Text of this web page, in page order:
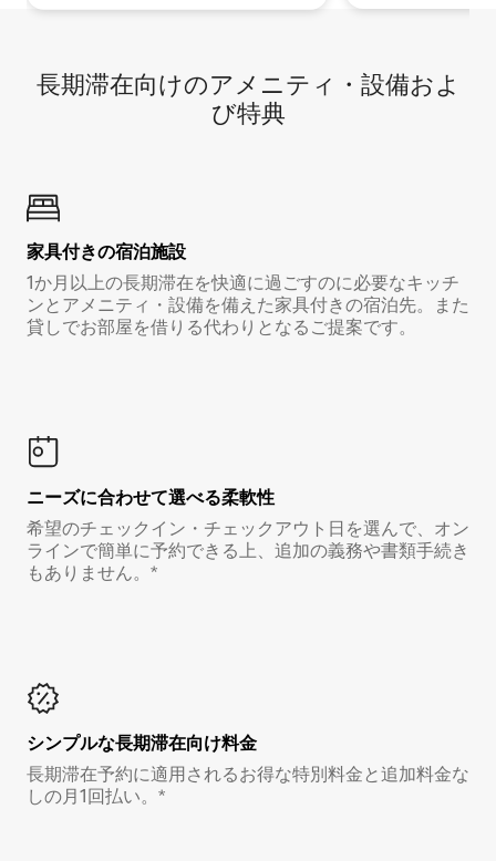
長期滞在向け⁠のア⁠メ⁠ニ⁠テ⁠ィ⁠・設⁠備⁠およ
び特⁠典
家具付き⁠の宿⁠泊⁠施⁠設
1か月以上の長期滞在を快適に過ごすのに必要なキッチ
ンとアメニティ・設備を備えた家具付きの宿泊先。また
貸しでお部屋を借りる代わりとなるご提案です。
ニーズに合わせて選べる柔軟性
希望のチェックイン・チェックアウト日を選んで、オン
ラインで簡単に予約できる上、追加の義務や書類手続き
もありません。*
シンプルな長期滞在向け料金
長期滞在予約に適用されるお得な特別料金と追加料金な
しの月1回払い。*